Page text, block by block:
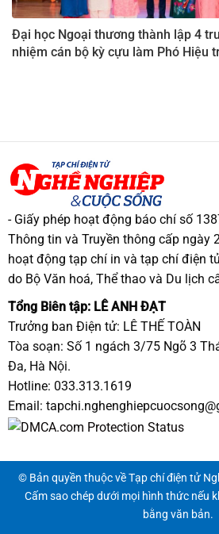
Đại học Ngoại thương thành lập 4
nhiệm cán bộ kỳ cựu làm Phó Hiệu
- Giấy phép hoạt động báo chí số
Thông tin và Truyền thông cấp ngày
hoạt động tạp chí in và tạp chí điện
do Bộ Văn hoá, Thể thao và Du lịch
Tổng Biên tập: LÊ ANH ĐẠT
Trưởng ban Điện tử: LÊ THẾ TOÀN
Tòa soạn: Số 1 ngách 3/75 Ngõ 3
Đa, Hà Nội.
Hotline: 033.313.1619
Email:
© Bản quyền thuộc về Tạp chí điện tử
Cấm sao chép dưới mọi hình thức nếu
bằng văn bản.